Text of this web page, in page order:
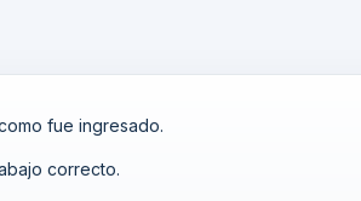
fue ingresado.
correcto.